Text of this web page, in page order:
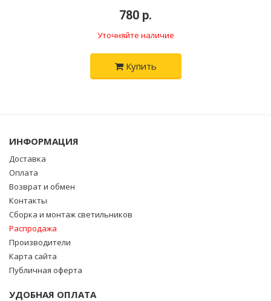
780 р.
Уточняйте наличие
Купить
ИНФОРМАЦИЯ
Доставка
Оплата
Возврат и обмен
Контакты
Сборка и монтаж светильников
Распродажа
Производители
Карта сайта
Публичная оферта
УДОБНАЯ ОПЛАТА